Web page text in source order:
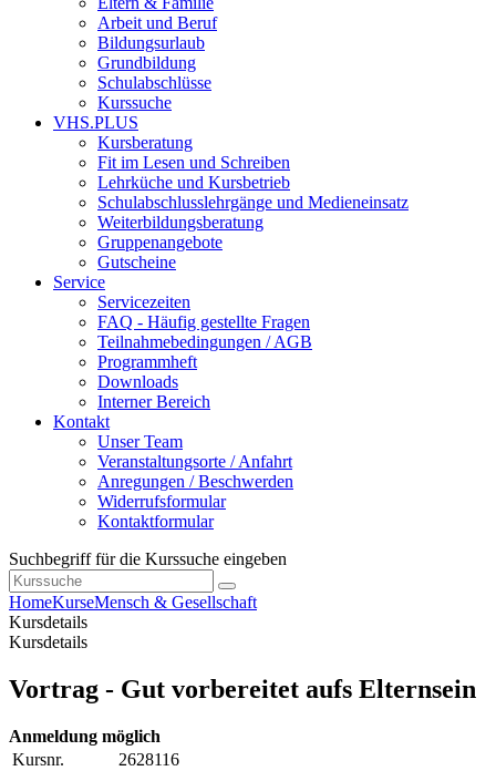
Arbeit und Beruf
Bildungsurlaub
Grundbildung
Schulabschlüsse
Kurssuche
VHS.PLUS
Kursberatung
Fit im Lesen und Schreiben
Lehrküche und Kursbetrieb
Schulabschlusslehrgänge und Medieneinsatz
Weiterbildungsberatung
Gruppenangebote
Gutscheine
Service
Servicezeiten
FAQ - Häufig gestellte Fragen
Teilnahmebedingungen / AGB
Programmheft
Downloads
Interner Bereich
Kontakt
Unser Team
Veranstaltungsorte / Anfahrt
Anregungen / Beschwerden
Widerrufsformular
Kontaktformular
Suchbegriff für die Kurssuche eingeben
HomeKurseMensch & Gesellschaft
Kursdetails
Kursdetails
Vortrag - Gut vorbereitet aufs Elternsein
Anmeldung möglich
Kursnr.
2628116